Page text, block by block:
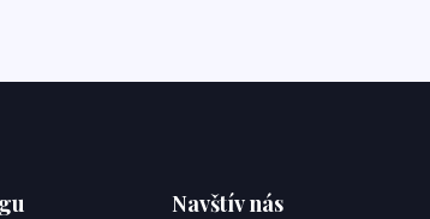
Navštív nás